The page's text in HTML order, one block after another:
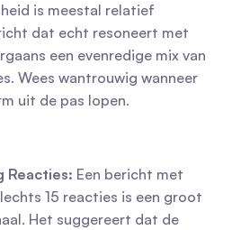
is meestal relatief
dat echt resoneert met
een evenredige mix van
Wees wantrouwig wanneer
uit de pas lopen.
Reacties: Een bericht met
15 reacties is een groot
Het suggereert dat de